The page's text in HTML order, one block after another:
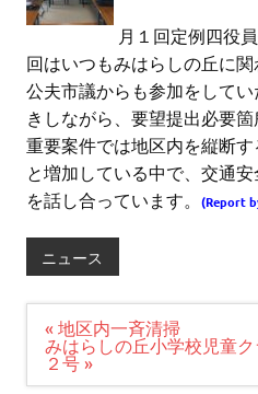
月１回定例四役
回はいつもみはらしの丘に
公夫市議からも参加をして
きしながら、要望提出必要
重要案件では地区内を縦断
と増加している中で、交通
を話し合っています。
(Report
ニュース
投
稿
ナ
« 地区内一斉清掃
みはらしの丘小学校児童
２号 »